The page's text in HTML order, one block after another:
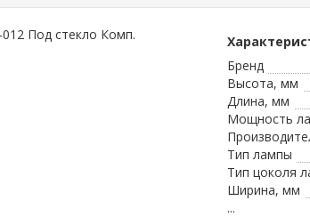
Бренд
Высота, мм
Длина, мм
Мощность
Тип лампы
Тип цоколя
Ширина, мм
...